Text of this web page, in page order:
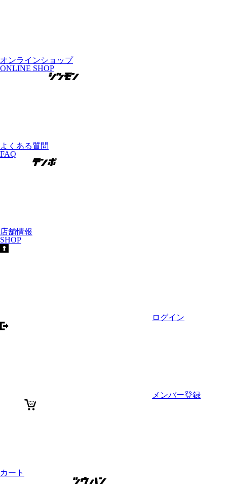
オンラインショップ
ONLINE SHOP
よくある質問
FAQ
店舗情報
SHOP
ログイン
メンバー登録
カート